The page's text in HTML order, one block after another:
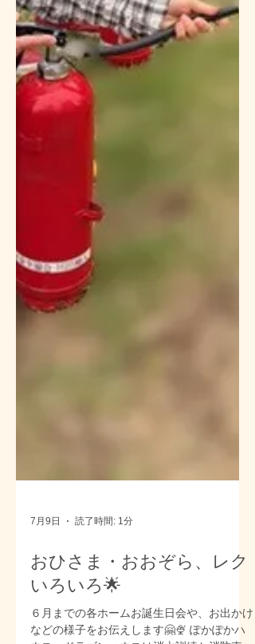
7月9日 読了時間: 1分
おひさま・おおぞら、レク
いろいろ🌟